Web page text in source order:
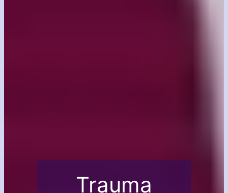
Trauma